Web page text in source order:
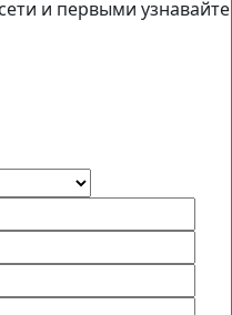
и первыми узнавайте